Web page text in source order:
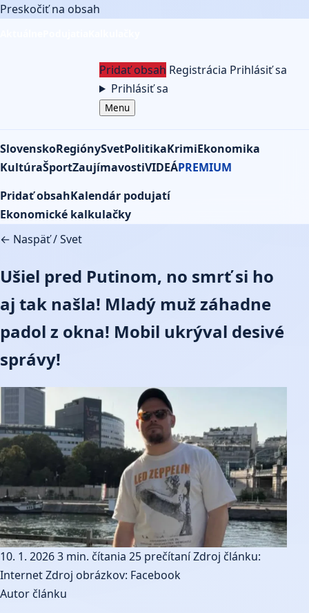
Preskočiť na obsah
Pridať obsah Registrácia Prihlásiť sa
Prihlásiť sa
Menu
SlovenskoRegiónySvetPolitikaKrimiEkonomika
KultúraŠportZaujímavostiVIDEÁPREMIUM
Pridať obsahKalendár podujatí
Ekonomické kalkulačky
← Naspäť/Svet
Ušiel pred Putinom, no smrť si ho
aj tak našla! Mladý muž záhadne
padol z okna! Mobil ukrýval desivé
správy!
10. 1. 20263 min. čítania 25 prečítaníZdroj článku:
InternetZdroj obrázkov: Facebook
Autor článku